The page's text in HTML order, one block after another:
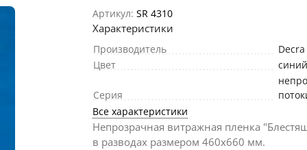
Артикул: SR 4310
Характеристики
Производитель
Цвет
Серия
Все характеристики
Непрозрачная витражная пленка
в разводах размером 460х660 мм.